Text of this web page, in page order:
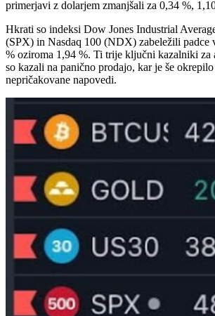
primerjavi z dolarjem zmanjšali za 0,34 %,
Hkrati so indeksi Dow Jones Industrial
(SPX) in Nasdaq 100 (NDX) zabeležili padce
% oziroma 1,94 %. Ti trije ključni kazalniki za
so kazali na panično prodajo, kar je še
nepričakovane napovedi.